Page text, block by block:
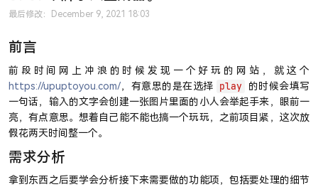
最后修改：December 9, 2021 18:03
前言
前段时间网上冲浪的时候发现一个好玩的网站，就这个
https://upuptoyou.com/，有意思的是在选择 play
的时候会填写
一句话，输入的文字会创建一张图片里面的小人会举起手来，眼前一
亮，有点意思。想着自己能不能也搞一个玩玩，之前项目紧，这次放
假花两天时间整一个。
需求分析
拿到东西之后要学会分析接下来需要做的功能项，包括要处理的细节